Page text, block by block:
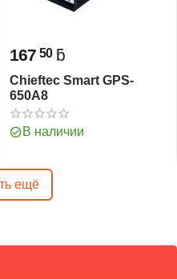
167 50 ƃ
Chieftec Smart GPS-
650A8
В наличии
ещё